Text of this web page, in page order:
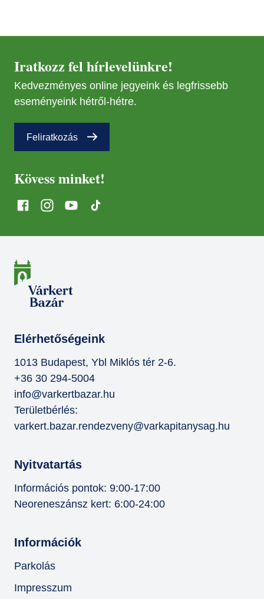
19
15
Iratkozz fel hírlevelünkre!
Kedvezményes online jegyeink és legfrissebb
eseményeink hétről-hétre.
Feliratkozás
Kövess minket!
Elérhetőségeink
1013 Budapest, Ybl Miklós tér 2-6.
+36 30 294-5004
info@varkertbazar.hu
Területbérlés:
varkert.bazar.rendezveny@varkapitanysag.hu
Nyitvatartás
Információs pontok: 9:00-17:00
Neoreneszánsz kert: 6:00-24:00
Információk
Parkolás
Impresszum